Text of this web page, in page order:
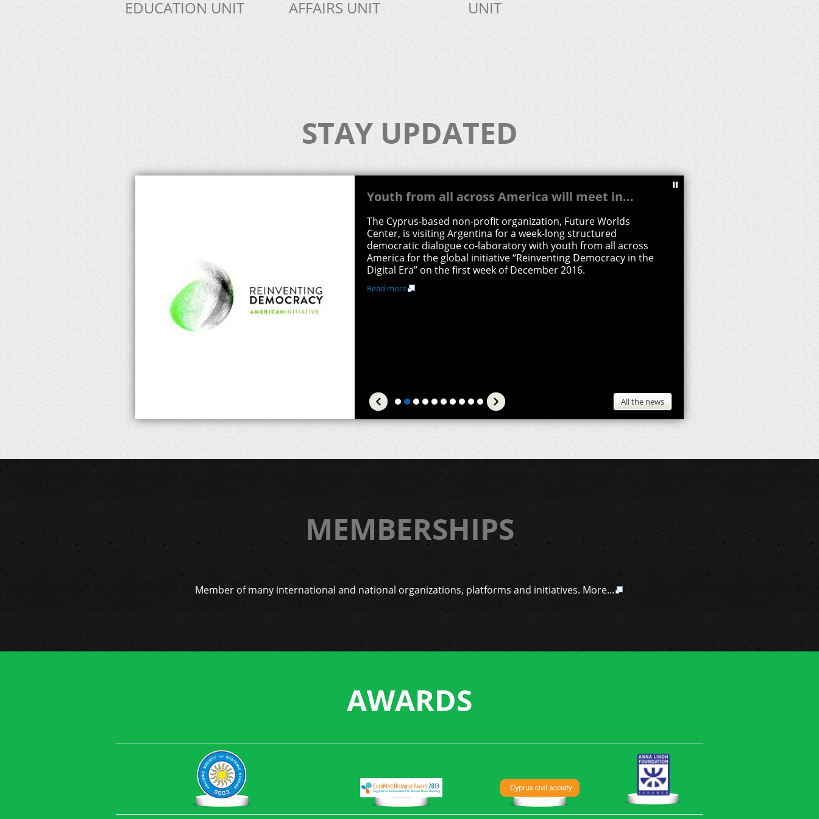
EDUCATION UNIT AFFAIRS UNIT UNIT
STAY UPDATED
America for the global initiative “Reinventing Democracy in the
Make Fruit Fair! project launches new video
spots!
Find out what the working conditions are at the plantations
where your favourite bananas are produced!
Read more
Job Opening Announcement – Project Officer
Στις 14 και 15 Ιουνίου 2016 διεξήχθη η εναρκτήρια συνάντηση
Ινστιτούτο Νευροεπιστήμης και Τεχνολογίας Κύπρου (CNTI) σαν
εταίρος του έργου εκπροσωπήθηκε από την Αλίκη Οικονομίδου
(Ερευνήτρια και Συντονίστρια Έργων) και την Κατερίνα Φωτίου
(Προγραμματίστρια).
Read more
All the news
MEMBERSHIPS
Member of many international and national organizations, platforms and initiatives. More...
AWARDS